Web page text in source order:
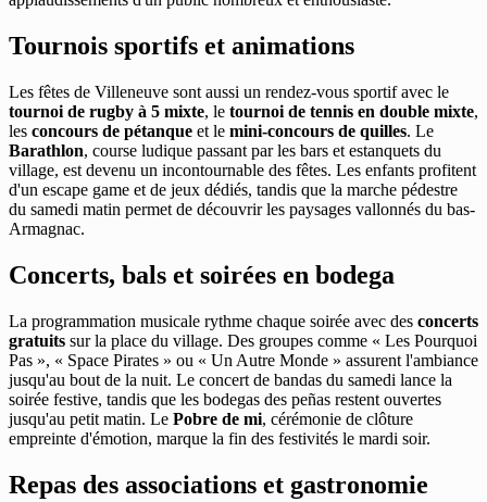
Tournois sportifs et animations
Les fêtes de Villeneuve sont aussi un rendez-vous sportif avec le
tournoi de rugby à 5 mixte, le tournoi de tennis en double mixte,
les concours de pétanque et le mini-concours de quilles. Le
Barathlon, course ludique passant par les bars et estanquets du
village, est devenu un incontournable des fêtes. Les enfants profitent
d'un escape game et de jeux dédiés, tandis que la marche pédestre
du samedi matin permet de découvrir les paysages vallonnés du bas-
Armagnac.
Concerts, bals et soirées en bodega
La programmation musicale rythme chaque soirée avec des concerts
gratuits sur la place du village. Des groupes comme « Les Pourquoi
Pas », « Space Pirates » ou « Un Autre Monde » assurent l'ambiance
jusqu'au bout de la nuit. Le concert de bandas du samedi lance la
soirée festive, tandis que les bodegas des peñas restent ouvertes
jusqu'au petit matin. Le Pobre de mi, cérémonie de clôture
empreinte d'émotion, marque la fin des festivités le mardi soir.
Repas des associations et gastronomie